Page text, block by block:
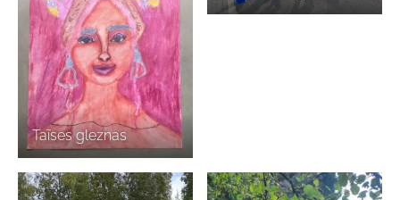
Taīses gleznas